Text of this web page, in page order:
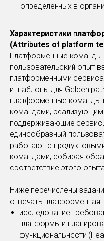
определенных в
Характеристики
(Attributes of platform
Платформенные команды
пользовательский опыт
платформенными
и шаблоны для Golden
платформенные команды
командами,
поддерживающие
единообразный
работают с
командами, собирая
соответствие этого
Ниже перечислены
отвечать платформенная
исследование
платформы и
функциональности